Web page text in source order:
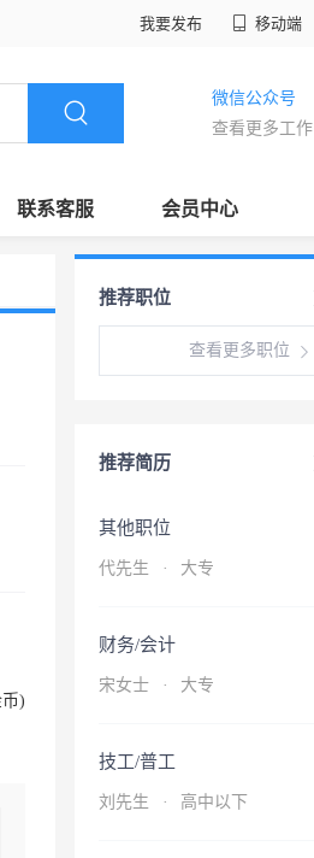
我要发布 移动端
微信公众号
查看更多工作
联系客服 会员中心
)
推荐职位
查看更多职位
推荐简历
其他职位
代先生 · 大专
财务/会计
宋女士 · 大专
技工/普工
刘先生 · 高中以下